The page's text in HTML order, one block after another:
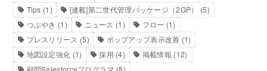
Tips (1) [連載]第二世代管理パッケージ（2GP）
(5)
つぶやき (1) ニュース (1) フロー (1)
プレスリリース (5) ポップアップ表示改善 (1)
地図設定強化 (1) 採用 (4) 掲載情報 (12)
顧問Salesforceプログラマ (8)